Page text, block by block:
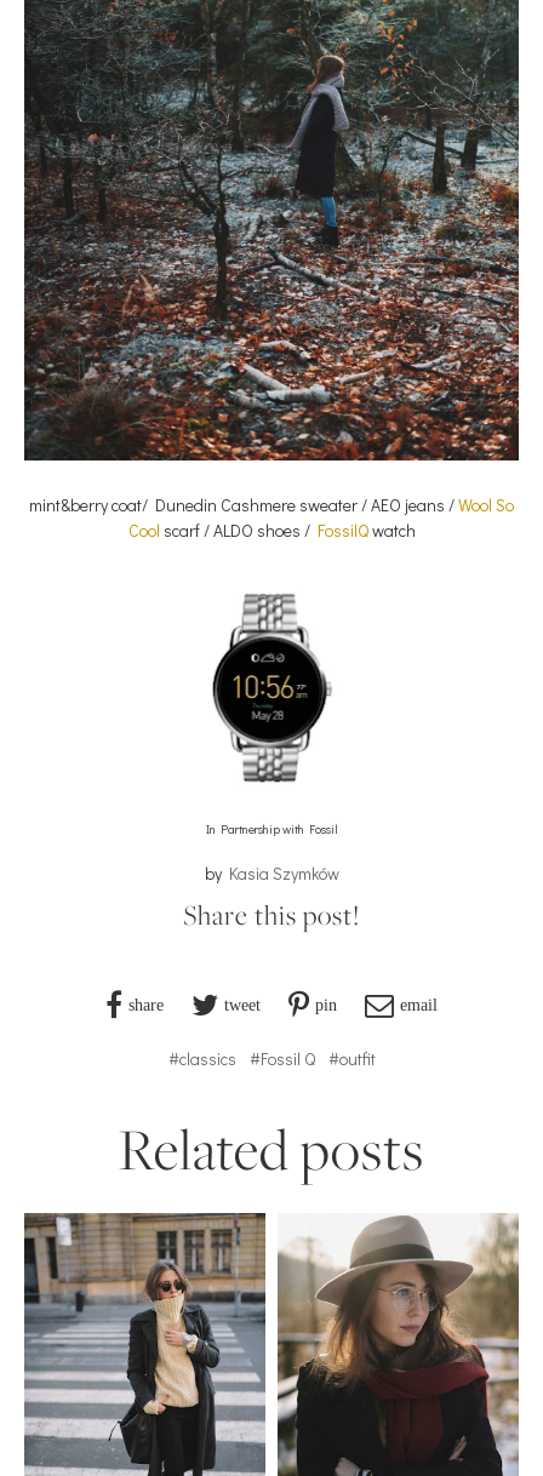
mint&berry coat/ Dunedin Cashmere sweater / AEO jeans /Wool So
Cool scarf / ALDO shoes / FossilQwatch
In Partnership with Fossil
by Kasia Szymków
Share this post!
share tweet pin email
#classics #Fossil Q #outfit
Related posts